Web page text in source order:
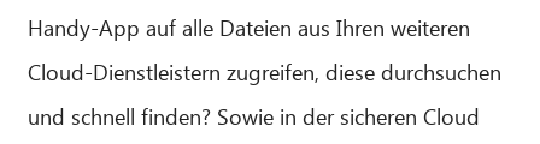
Handy-App auf alle Dateien aus Ihren weiteren
Cloud-Dienstleistern zugreifen, diese durchsuchen
und schnell finden? Sowie in der sicheren Cloud